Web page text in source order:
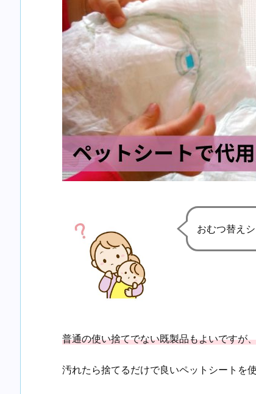
おむつ替え
普通の使い捨てでない既製品もよいですが
汚れたら捨てるだけで良いペットシートを